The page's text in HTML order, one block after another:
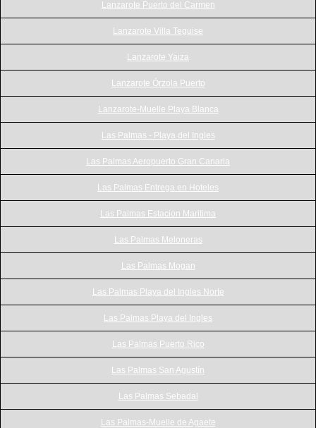
Lanzarote Puerto del Carmen
Lanzarote Villa Teguise
Lanzarote Yaiza
Lanzarote Órzola Puerto
Lanzarote-Muelle Playa Blanca
Las Palmas - Playa del Ingles
Las Palmas Aeropuerto Gran Canaria
Las Palmas Entrega en Hoteles
Las Palmas Estacion Maritima
Las Palmas Meloneras
Las Palmas Mogan
Las Palmas Playa del Ingles Norte
Las Palmas Playa del Ingles
Las Palmas Puerto Rico
Las Palmas San Agustín
Las Palmas Sebadal
Las Palmas-Muelle de Agaete